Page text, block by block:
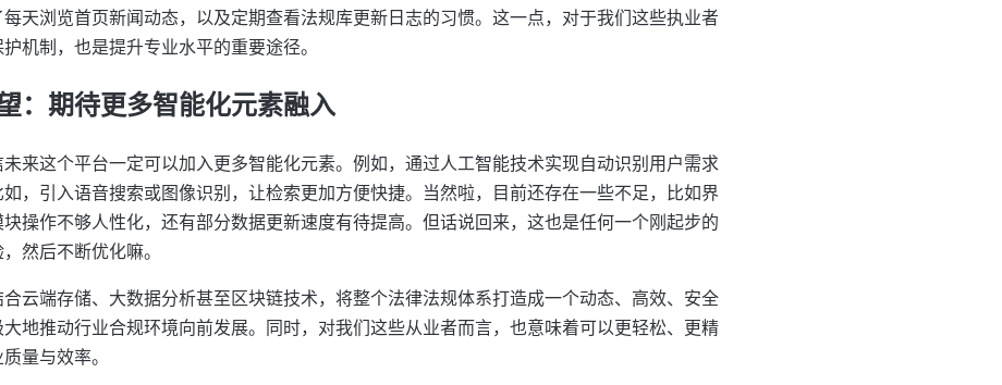
天浏览首页新闻动态，以及定期查看法规库更新日志的习惯。这一点，对于我们这些执业者
机制，也是提升专业水平的重要途径。
：期待更多智能化元素融入
来这个平台一定可以加入更多智能化元素。例如，通过人工智能技术实现自动识别用户需求
，引入语音搜索或图像识别，让检索更加方便快捷。当然啦，目前还存在一些不足，比如界
操作不够人性化，还有部分数据更新速度有待提高。但话说回来，这也是任何一个刚起步的
然后不断优化嘛。
云端存储、大数据分析甚至区块链技术，将整个法律法规体系打造成一个动态、高效、安全
地推动行业合规环境向前发展。同时，对我们这些从业者而言，也意味着可以更轻松、更精
量与效率。